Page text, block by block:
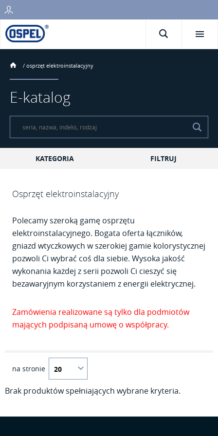
/ osprzęt elektroinstalacyjny
E-katalog
KATEGORIA FILTRUJ
Osprzęt elektroinstalacyjny
Polecamy szeroką gamę osprzętu
elektroinstalacyjnego. Bogata oferta łączników,
gniazd wtyczkowych w szerokiej gamie kolorystycznej
pozwoli Ci wybrać coś dla siebie. Wysoka jakość
wykonania każdej z serii pozwoli Ci cieszyć się
bezawaryjnym korzystaniem z energii elektrycznej.
Zamówienia realizowane są tylko dla podmiotów
mających podpisaną umowę o współpracy.
na stronie
Brak produktów spełniających wybrane kryteria.